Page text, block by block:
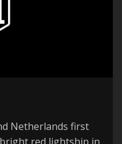
Netherlands first